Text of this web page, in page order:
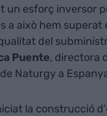
un esforç inversor
a això hem superat
del
Puente, directora
Naturgy a
la construcció